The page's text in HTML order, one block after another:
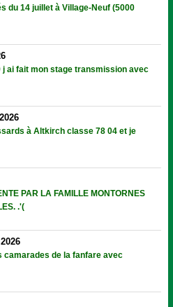
du 14 juillet à Village-Neuf (5000
j ai fait mon stage transmission avec
à Altkirch classe 78 04 et je
PAR LA FAMILLE MONTORNES
.'(
camarades de la fanfare avec